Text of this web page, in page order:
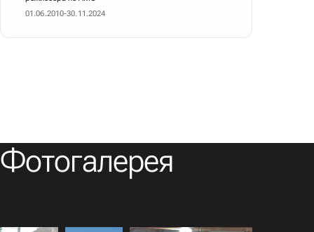
01.06.2010-30.11.2024
Фотогалерея